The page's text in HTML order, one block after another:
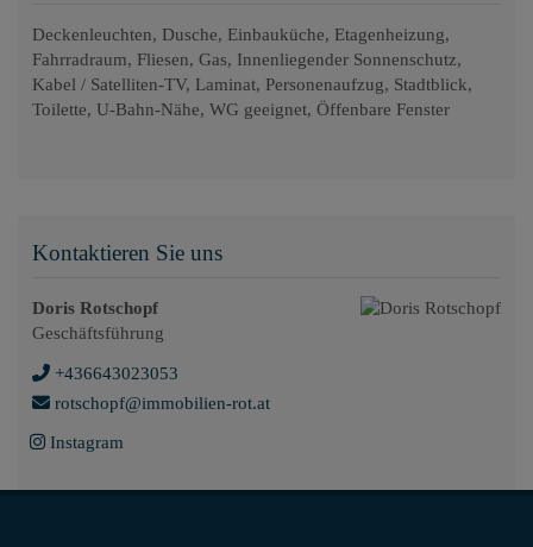
Deckenleuchten Dusche Einbauküche
Etagenheizung
Fahrradraum
Fliesen Gas
Innenliegender Sonnenschutz
Kabel / Satelliten-TV Laminat Personenaufzug
Stadtblick
Toilette U-Bahn-Nähe WG geeignet Öffenbare Fenster
Kontaktieren Sie uns
Doris Rotschopf
Geschäftsführung
+436643023053
rotschopf@immobilien-rot.at
Instagram